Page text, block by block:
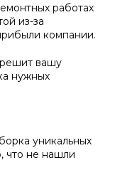
работах
из-за
компании.
вашу
нужных
уникальных
что не нашли